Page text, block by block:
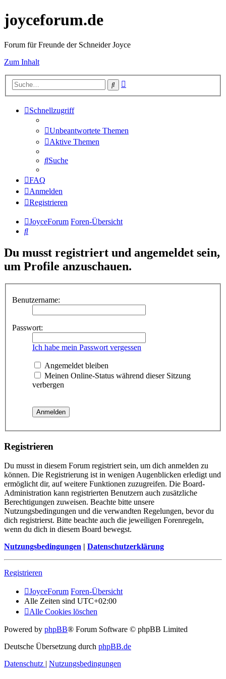
joyceforum.de
Forum für Freunde der Schneider Joyce
Zum Inhalt
Suche
Schnellzugriff
Unbeantwortete Themen
Aktive Themen
Suche
FAQ
Anmelden
Registrieren
JoyceForum Foren-Übersicht
Suche
Du musst registriert und angemeldet sein,
um Profile anzuschauen.
Benutzername:
Passwort:
Ich habe mein Passwort vergessen
Angemeldet bleiben
Meinen Online-Status während dieser Sitzung
verbergen
Registrieren
Du musst in diesem Forum registriert sein, um dich anmelden zu
können. Die Registrierung ist in wenigen Augenblicken erledigt und
ermöglicht dir, auf weitere Funktionen zuzugreifen. Die Board-
Administration kann registrierten Benutzern auch zusätzliche
Berechtigungen zuweisen. Beachte bitte unsere
Nutzungsbedingungen und die verwandten Regelungen, bevor du
dich registrierst. Bitte beachte auch die jeweiligen Forenregeln,
wenn du dich in diesem Board bewegst.
Nutzungsbedingungen | Datenschutzerklärung
Registrieren
JoyceForum Foren-Übersicht
Alle Zeiten sind UTC+02:00
Alle Cookies löschen
Powered by phpBB® Forum Software © phpBB Limited
Deutsche Übersetzung durch phpBB.de
Datenschutz | Nutzungsbedingungen